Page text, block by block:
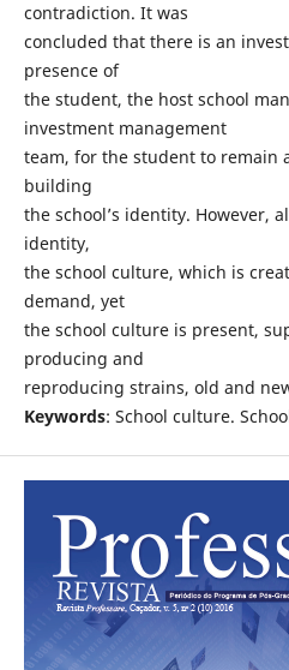
contradiction. It was
concluded that there is an
presence of
the student, the host school
investment management
team, for the student to remain
building
the school’s identity. However,
identity,
the school culture, which is
demand, yet
the school culture is present,
producing and
reproducing strains, old and
Keywords: School culture.